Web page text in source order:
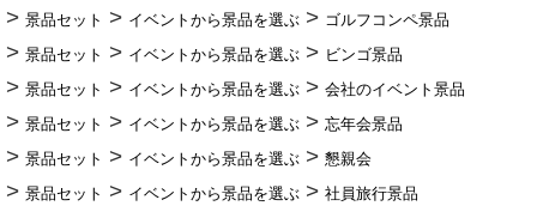
景品セット
イベントから景品を選ぶ
ゴルフコンペ景品
景品セット
イベントから景品を選ぶ
ビンゴ景品
景品セット
イベントから景品を選ぶ
会社のイベント景品
景品セット
イベントから景品を選ぶ
忘年会景品
景品セット
イベントから景品を選ぶ
懇親会
景品セット
イベントから景品を選ぶ
社員旅行景品